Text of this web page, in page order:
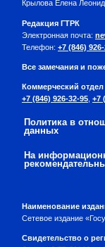
Крылова Елена
Редакция ГТРК
Электронная почта:
Телефон: +7 (846)
Все замечания и
Коммерческий отдел
+7 (846) 926-32-95 +7
Политика в
данных
На
Наименование
Сетевое издание
Свидетельство о